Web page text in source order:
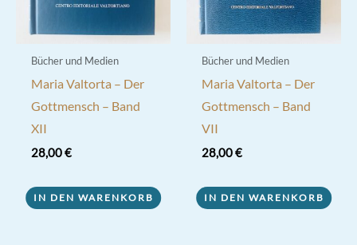
Bücher und Medien
Maria Valtorta – Der
Gottmensch – Band
XII
28,00€
IN DEN WARENKORB
Bücher und Medien
Maria Valtorta – Der
Gottmensch – Band
VII
28,00€
IN DEN WARENKORB